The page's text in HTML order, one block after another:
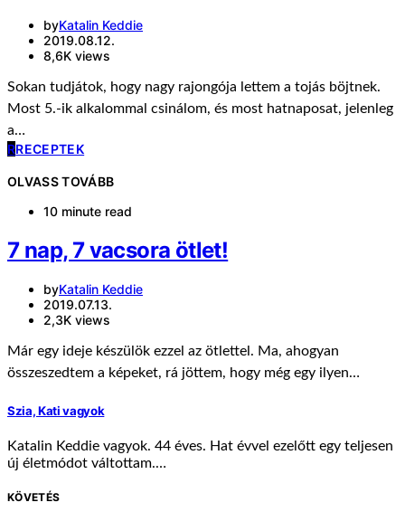
byKatalin Keddie
2019.08.12.
8,6K views
Sokan tudjátok, hogy nagy rajongója lettem a tojás böjtnek.
Most 5.-ik alkalommal csinálom, és most hatnaposat, jelenleg
a…
RRECEPTEK
OLVASS TOVÁBB
10 minute read
7 nap, 7 vacsora ötlet!
byKatalin Keddie
2019.07.13.
2,3K views
Már egy ideje készülök ezzel az ötlettel. Ma, ahogyan
összeszedtem a képeket, rá jöttem, hogy még egy ilyen…
Szia, Kati vagyok
Katalin Keddie vagyok. 44 éves. Hat évvel ezelőtt egy teljesen
új életmódot váltottam.…
KÖVETÉS